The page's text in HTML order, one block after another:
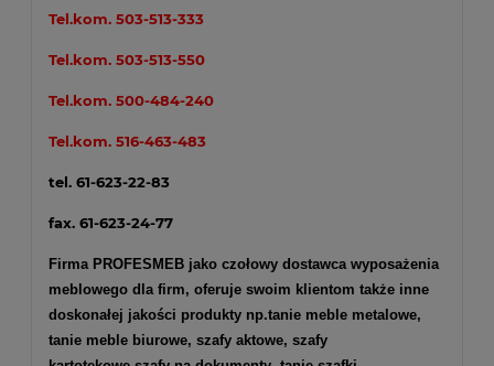
Tel.kom. 503-513-333
Tel.kom. 503-513-550
Tel.kom. 500-484-240
Tel.kom. 516-463-483
tel. 61-623-22-83
fax. 61-623-24-77
Firma PROFESMEB jako czołowy dostawca wyposażenia
meblowego dla firm, oferuje swoim klientom także inne
doskonałej jakości produkty np.tanie meble metalowe,
tanie meble biurowe, szafy aktowe, szafy